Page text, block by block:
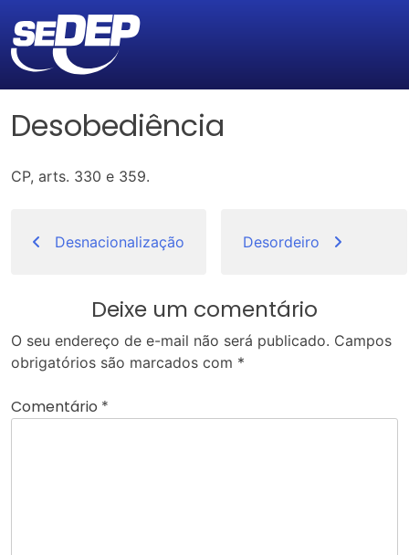
Desobediência
CP, arts. 330 e 359.
de
Desnacionalização Desordeiro
Deixe um comentário
O seu endereço de e-mail não será publicado. Campos
obrigatórios são marcados com *
Comentário *